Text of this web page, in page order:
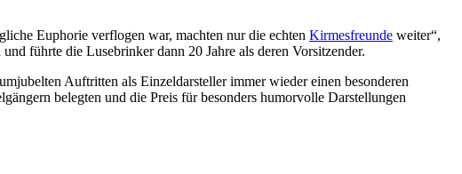
Euphorie verflogen war, machten nur die echten Kirmesfreunde weiter“,
führte die Lusebrinker dann 20 Jahre als deren Vorsitzender.
Auftritten als Einzeldarsteller immer wieder einen besonderen
belegten und die Preis für besonders humorvolle Darstellungen